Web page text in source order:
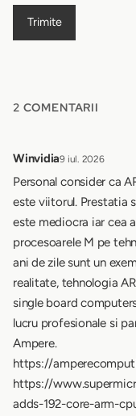
Trimite
2 COMENTARII
Winvidia9 iul. 2026
Personal consider ca
este viitorul. Prestatia
este mediocra iar cea
procesoarele M pe
ani de zile sunt un
realitate, tehnologia
single board
lucru profesionale si
Ampere.
https://
https://
adds-192-core-arm-